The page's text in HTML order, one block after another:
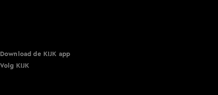
Download de KIJK app
Volg KIJK